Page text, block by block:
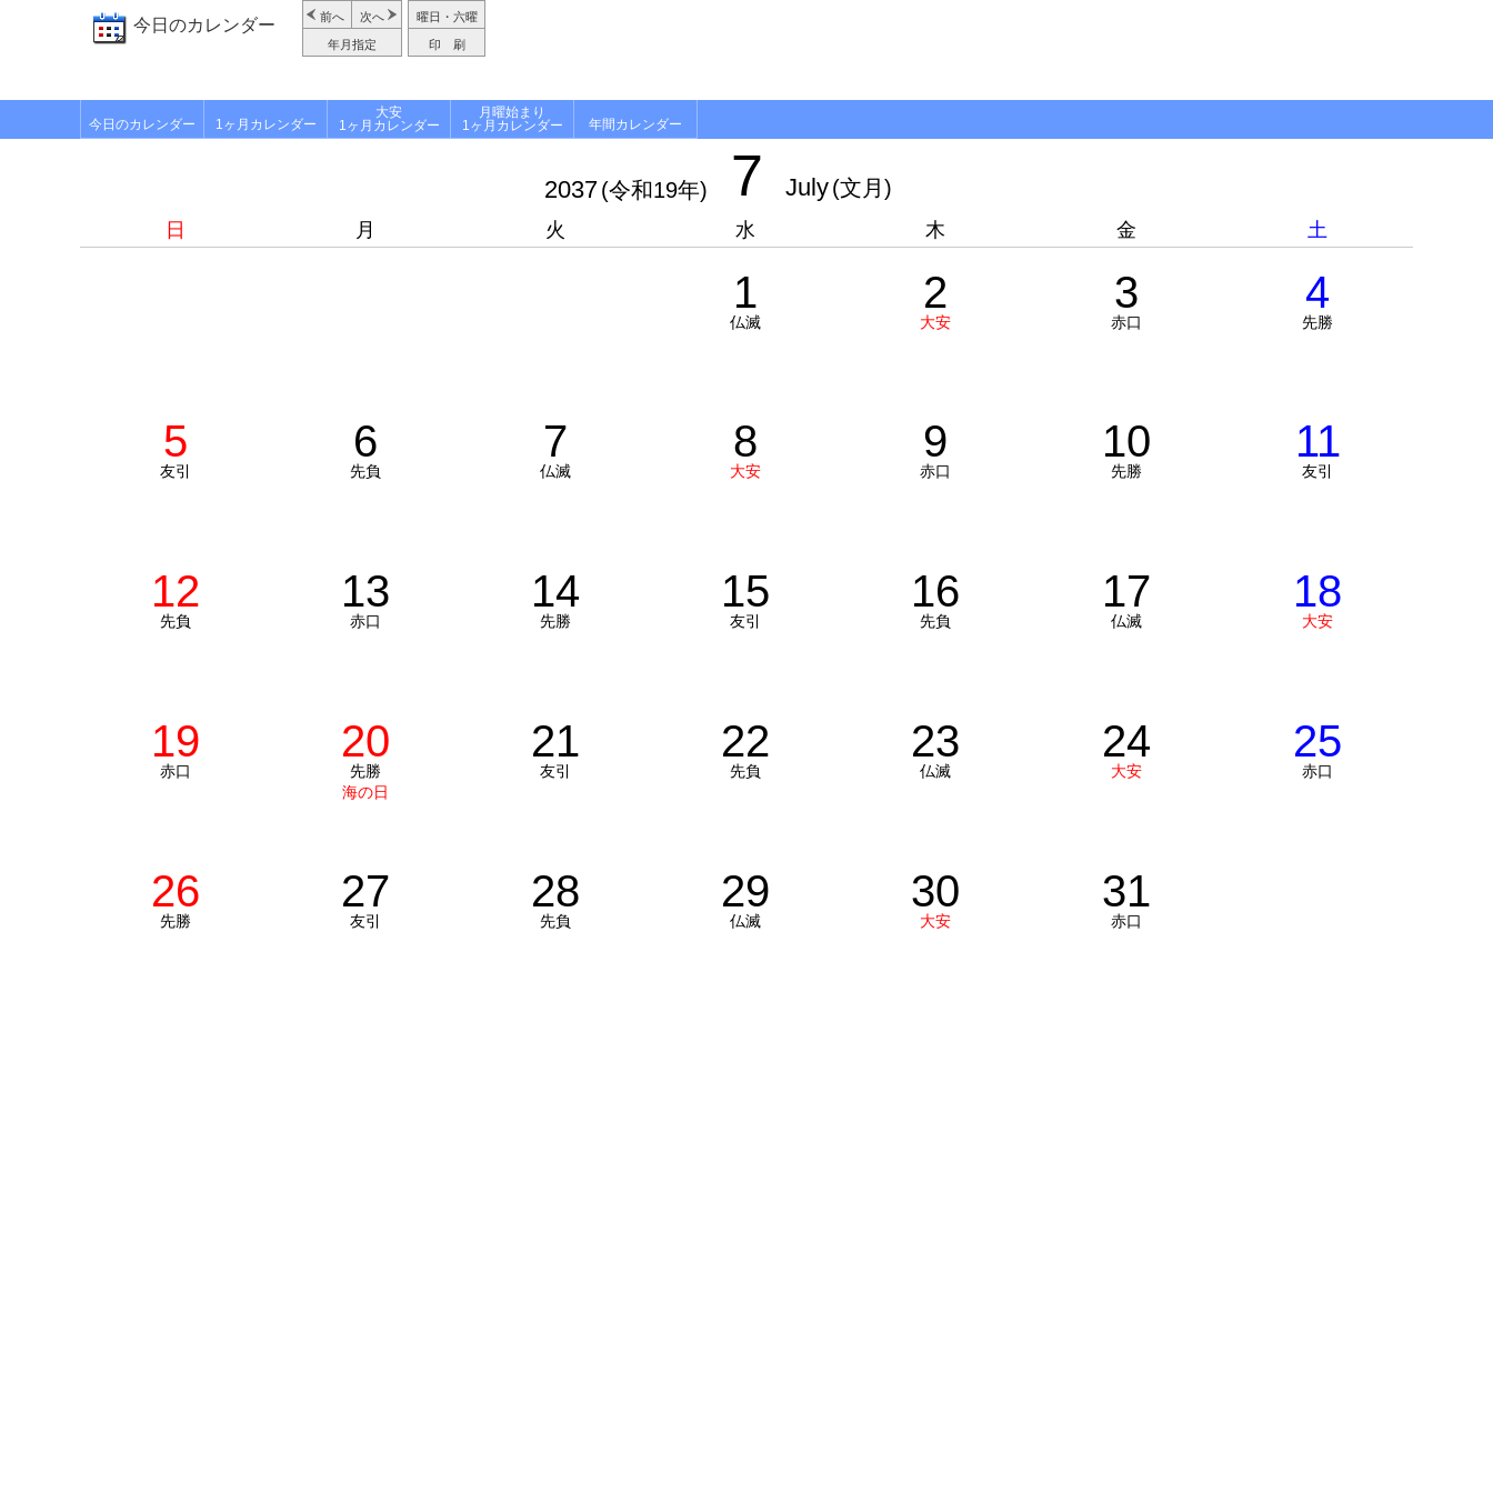
今日のカレンダー 前へ 次へ
年月指定
曜日・六曜
印 刷
今日のカレンダー 1ヶ月カレンダー
大安
1ヶ月カレンダー
月曜始まり
1ヶ月カレンダー
年間カレンダー
2037(令和19年) 7 July(文月)
日 月 火 水 木 金 土
1
仏滅
2
大安
3
赤口
4
先勝
5
友引
6
先負
7
仏滅
8
大安
9
赤口
10
先勝
11
友引
12
先負
13
赤口
14
先勝
15
友引
16
先負
17
仏滅
18
大安
19
赤口
20
先勝
海の日
21
友引
22
先負
23
仏滅
24
大安
25
赤口
26
先勝
27
友引
28
先負
29
仏滅
30
大安
31
赤口